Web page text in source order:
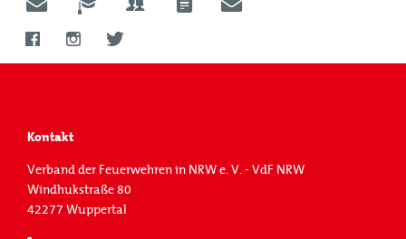
Kontakt
Verband der Feuerwehren in NRW e. V. - VdF NRW
Windhukstraße 80
42277 Wuppertal